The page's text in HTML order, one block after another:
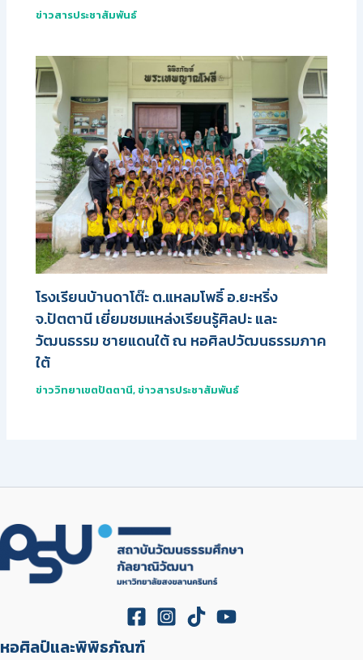
ข่าวสารประชาสัมพันธ์
โรงเรียนบ้านดาโต๊ะ ต.แหลมโพธิ์ อ.ยะหริ่ง
จ.ปัตตานี เยี่ยมชมแหล่งเรียนรู้ศิลปะ และ
วัฒนธรรม ชายแดนใต้ ณ หอศิลปวัฒนธรรมภาค
ใต้
ข่าววิทยาเขตปัตตานี, ข่าวสารประชาสัมพันธ์
หอศิลป์และพิพิธภัณฑ์